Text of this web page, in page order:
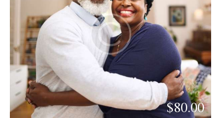
$80.00